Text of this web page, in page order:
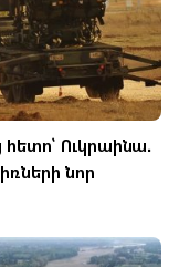
Ուկրաինա.
նոր